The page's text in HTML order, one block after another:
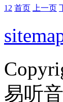
1 2 首页 上一页
易听